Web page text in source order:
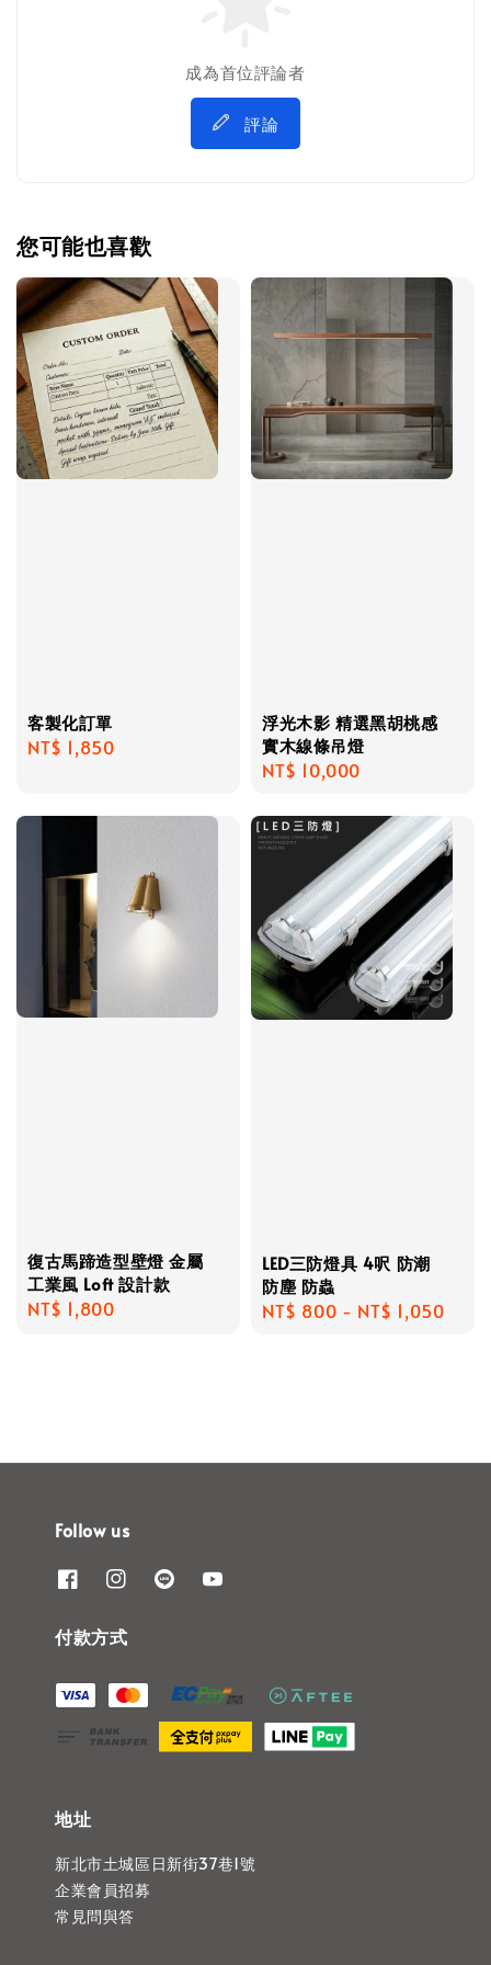
成為首位評論者
評論
您可能也喜歡
客製化訂單
Regular
NT$ 1,850
浮光木影 精選黑胡桃感
實木線條吊燈
Regular
NT$ 10,000
復古馬蹄造型壁燈 金屬
工業風 Loft 設計款
Regular
NT$ 1,800
LED三防燈具 4呎 防潮
防塵 防蟲
Regular
NT$ 800 - NT$ 1,050
Follow us
付款方式
地址
新北市土城區日新街37巷1號
企業會員招募
常見問與答